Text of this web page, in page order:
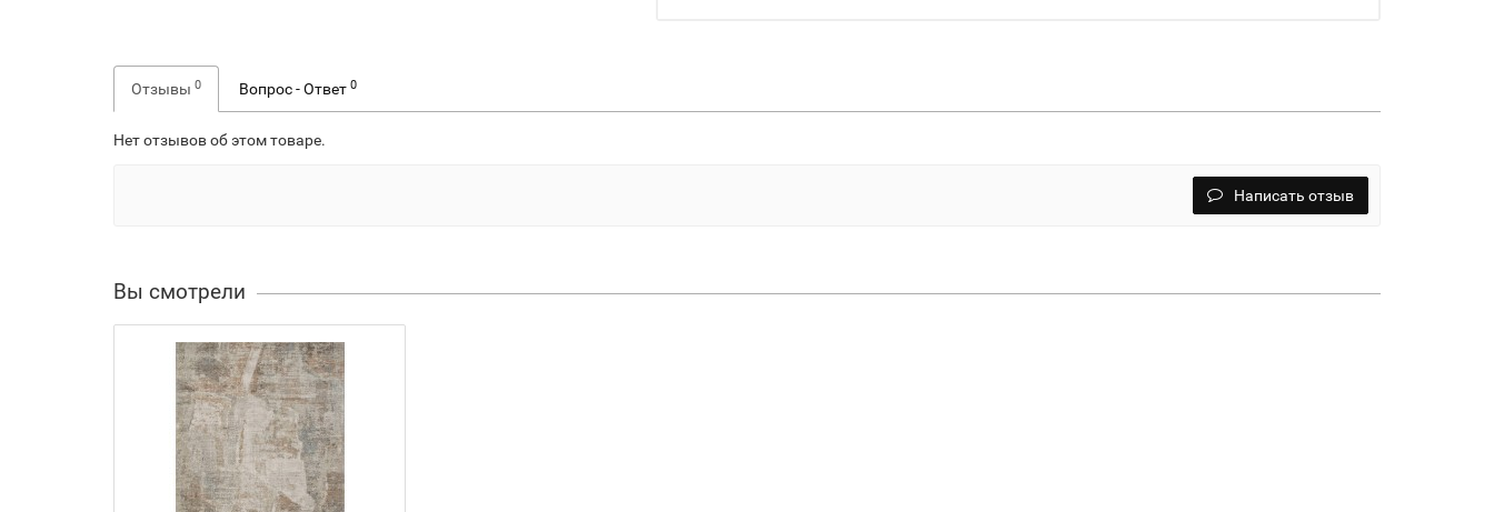
Отзывы 0 Вопрос - Ответ 0
Нет отзывов об этом товаре.
Написать отзыв
Вы смотрели